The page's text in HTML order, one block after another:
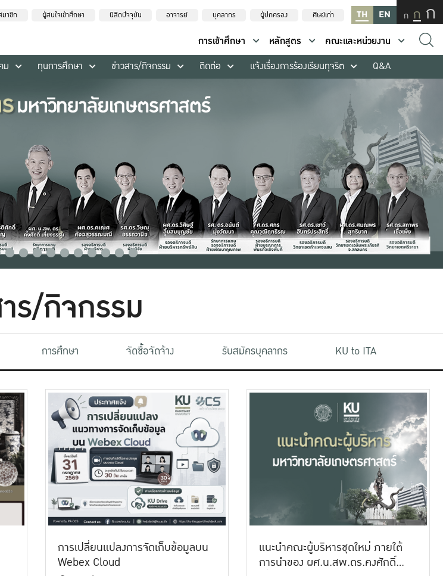
มาชิก ผู้สนใจเข้าศึกษา นิสิตปัจจุบัน อาจารย์ บุคลากร ผู้ปกครอง ศิษย์เก่า TH EN ก ก ก
การเข้าศึกษา หลักสูตร
คณะและหน่วยงาน
ม ทุนการศึกษา ข่าวสาร/กิจกรรม ติดต่อ แจ้งเรื่องการร้องเรียนทุจริต Q&A
ร/กิจกรรม
การศึกษา จัดซื้อจัดจ้าง รับสมัครบุคลากร KU to ITA
การเปลี่ยนแปลงการจัดเก็บข้อมูลบน
Webex Cloud
แนะนำคณะผู้บริหารชุดใหม่ ภายใต้
การนำของ ผศ.น.สพ.ดร.คงศักดิ์